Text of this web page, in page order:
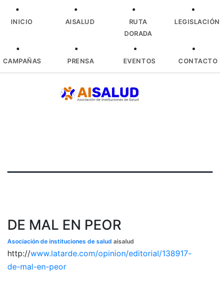
INICIO AISALUD
RUTA
DORADA
LEGISLACIÓN
CAMPAÑAS PRENSA EVENTOS CONTACTO
DE MAL EN PEOR
Asociación de instituciones de salud aisalud
http://www.latarde.com/opinion/editorial/138917-
de-mal-en-peor